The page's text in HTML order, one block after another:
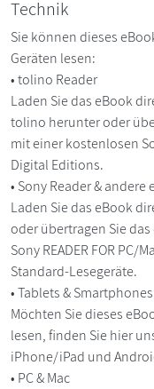
Technik
Sie können dieses
Geräten lesen:
• tolino Reader
Laden Sie das eBook
tolino herunter oder
mit einer kostenlosen
Digital Editions.
• Sony Reader & andere
Laden Sie das eBook
oder übertragen Sie
Sony READER FOR
Standard-Lesegeräte.
• Tablets & Smartphones
Möchten Sie dieses
lesen, finden Sie hier
iPhone/iPad und
• PC & Mac